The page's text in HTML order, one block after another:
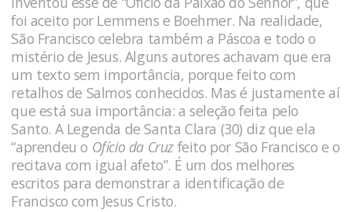
foi aceito por Lemmens e Boehmer. Na realidade,
São Francisco celebra também a Páscoa e todo o
mistério de Jesus. Alguns autores achavam que era
um texto sem importância, porque feito com
retalhos de Salmos conhecidos. Mas é justamente aí
que está sua importância: a seleção feita pelo
Santo. A Legenda de Santa Clara (30) diz que ela
“aprendeu o Ofício da Cruz feito por São Francisco e o
recitava com igual afeto”. É um dos melhores
escritos para demonstrar a identificação de
Francisco com Jesus Cristo.